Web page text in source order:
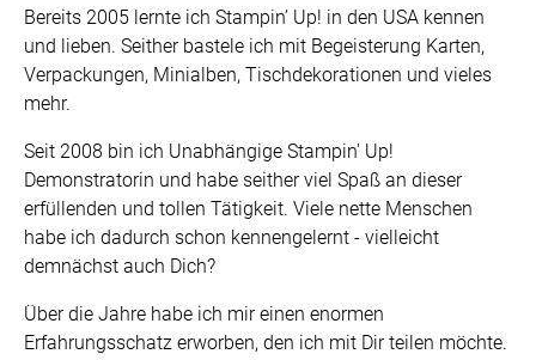
Bereits 2005 lernte ich Stampin’ Up! in den USA kennen
und lieben. Seither bastele ich mit Begeisterung Karten,
Verpackungen, Minialben, Tischdekorationen und vieles
mehr.
Seit 2008 bin ich Unabhängige Stampin' Up!
Demonstratorin und habe seither viel Spaß an dieser
erfüllenden und tollen Tätigkeit. Viele nette Menschen
habe ich dadurch schon kennengelernt - vielleicht
demnächst auch Dich?
Über die Jahre habe ich mir einen enormen
Erfahrungsschatz erworben, den ich mit Dir teilen möchte.